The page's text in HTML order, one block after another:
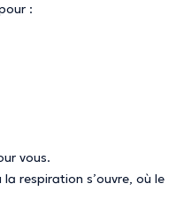
:
vous.
respiration s’ouvre, où le